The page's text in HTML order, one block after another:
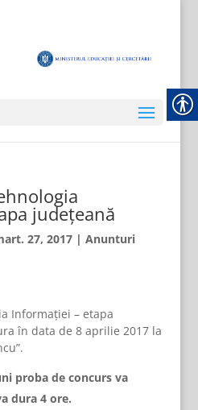
județeană
27, 2017| Anunturi
Informației – etapa
în data de 8 aprilie 2017 la
proba de concurs va
dura 4 ore.